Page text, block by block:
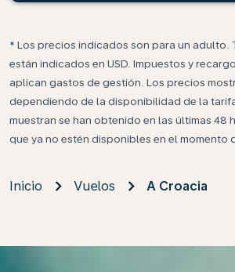
* Los precios indicados son para un adulto.
están indicados en USD. Impuestos y
aplican gastos de gestión. Los precios
dependiendo de la disponibilidad de la
muestran se han obtenido en las últimas 48
que ya no estén disponibles en el momento
Inicio Vuelos A Croacia